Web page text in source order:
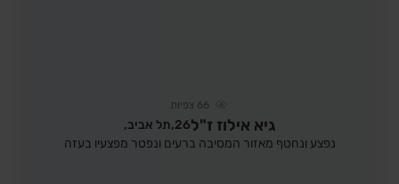
66 צפיות
גיא אילוז ז"ל26, תל אביב,
נפצע ונחטף מאזור המסיבה ברעים ונפטר מפצעיו בעזה